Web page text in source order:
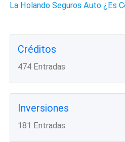
La Holando Seguros Auto ¿Es
Créditos
474 Entradas
Inversiones
181 Entradas